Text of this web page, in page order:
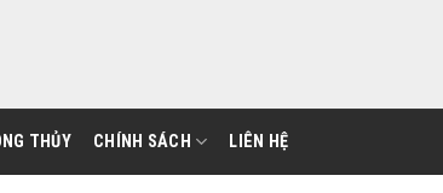
THỦY CHÍNH SÁCH LIÊN HỆ